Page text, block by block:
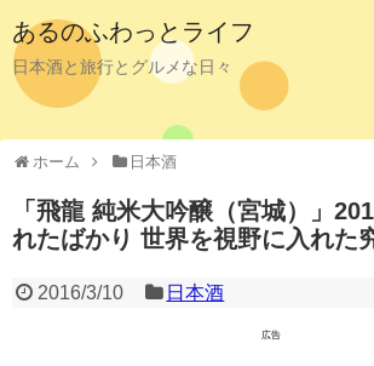
あるのふわっとライフ
日本酒と旅行とグルメな日々
ホーム 日本酒
「飛龍 純米大吟醸（宮城）」
れたばかり 世界を視野に入れた
2016/3/10 日本酒
広告